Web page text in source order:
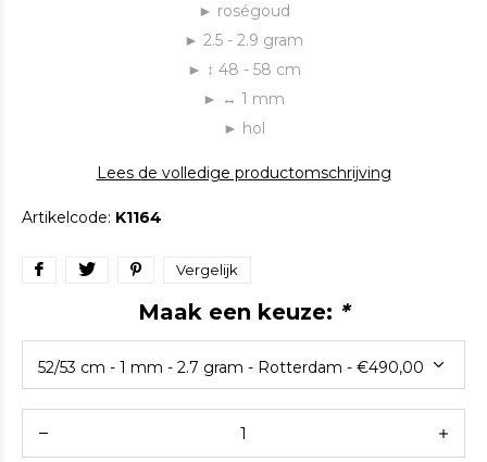
► roségoud
► 2.5 - 2.9 gram
► ↕ 48 - 58 cm
► ↔ 1 mm
► hol
Lees de volledige productomschrijving
Artikelcode: K1164
Vergelijk
Maak een keuze: *